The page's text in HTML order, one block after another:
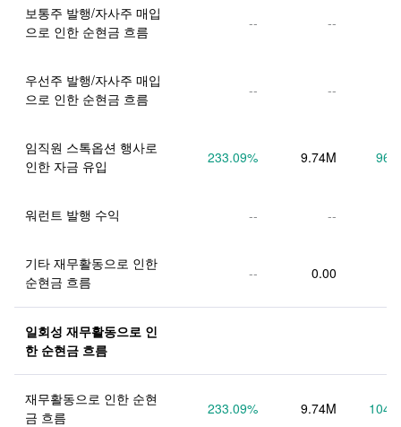
보통주 발행/자사주 매입
으로 인한 순현금 흐름
-- --
우선주 발행/자사주 매입
으로 인한 순현금 흐름
-- --
임직원 스톡옵션 행사로
인한 자금 유입
233.09% 9.74M
워런트 발행 수익 -- --
기타 재무활동으로 인한
순현금 흐름
-- 0.00
일회성 재무활동으로 인
한 순현금 흐름
재무활동으로 인한 순현
금 흐름
233.09% 9.74M